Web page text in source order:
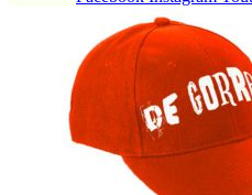
Investiguen la mort de
DC 20 ABR. 22